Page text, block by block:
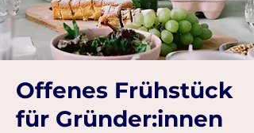
Offenes Frühstück
für Gründer:innen